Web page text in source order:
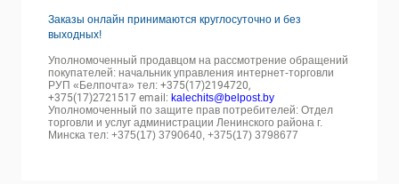
Заказы онлайн принимаются круглосуточно и без
выходных!
Уполномоченный продавцом на рассмотрение обращений
покупателей: начальник управления интернет-торговли
РУП «Белпочта» тел: +375(17)2194720,
+375(17)2721517 email: kalechits@belpost.by
Уполномоченный по защите прав потребителей: Отдел
торговли и услуг администрации Ленинского района г.
Минска тел: +375(17) 3790640, +375(17) 3798677